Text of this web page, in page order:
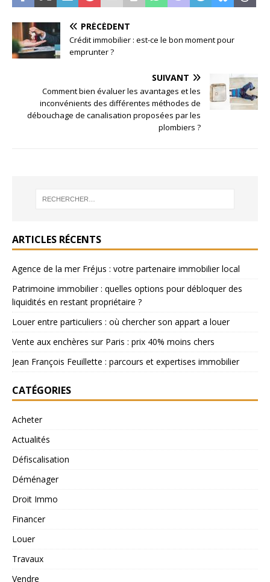
PRÉCÉDENT
Crédit immobilier : est-ce le bon moment pour
emprunter ?
SUIVANT
Comment bien évaluer les avantages et les
inconvénients des différentes méthodes de
débouchage de canalisation proposées par les
plombiers ?
ARTICLES RÉCENTS
Agence de la mer Fréjus : votre partenaire immobilier local
Patrimoine immobilier : quelles options pour débloquer des
liquidités en restant propriétaire ?
Louer entre particuliers : où chercher son appart a louer
Vente aux enchères sur Paris : prix 40% moins chers
Jean François Feuillette : parcours et expertises immobilier
CATÉGORIES
Acheter
Actualités
Défiscalisation
Déménager
Droit Immo
Financer
Louer
Travaux
Vendre